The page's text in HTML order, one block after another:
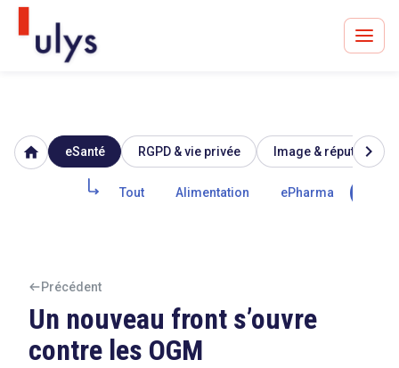
Avocats à Paris & Bruxelles
Leader en droit de l'innovation depuis 30 ans
home eSanté RGPD & vie privée Image & réputation
Tout Alimentation ePharma
chevron_right
Précédent
Un nouveau front s’ouvre
contre les OGM